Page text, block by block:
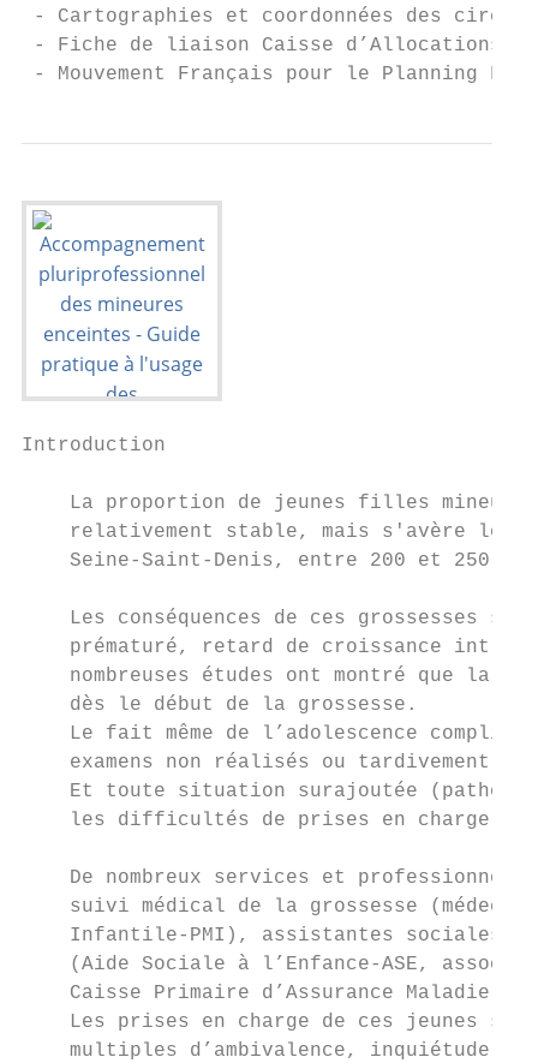
- Cartographies et coordonnées des
- Fiche de liaison Caisse d’Allocations
- Mouvement Français pour le Planning
Introduction
La proportion de jeunes filles
relativement stable, mais s'avère
Seine-Saint-Denis, entre 200 et 250
Les conséquences de ces grossesses
prématuré, retard de croissance intra
nombreuses études ont montré que la
    dès le début de la grossesse.
Le fait même de l’adolescence
examens non réalisés ou tardivement,
Et toute situation surajoutée
les difficultés de prises en charge
De nombreux services et
suivi médical de la grossesse
Infantile-PMI), assistantes sociales
(Aide Sociale à l’Enfance-ASE,
Caisse Primaire d’Assurance Maladie
Les prises en charge de ces jeunes
multiples d’ambivalence, inquiétude,